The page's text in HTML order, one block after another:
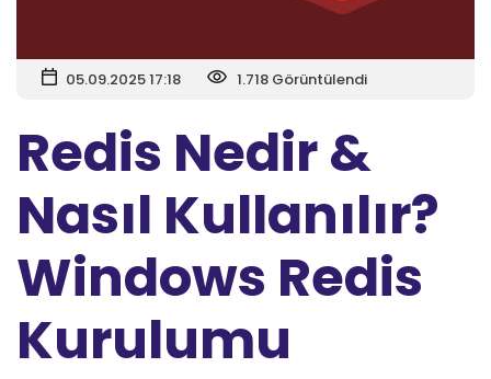
05.09.2025 17:18 1.718 Görüntülendi
Redis Nedir &
Nasıl Kullanılır?
Windows Redis
Kurulumu